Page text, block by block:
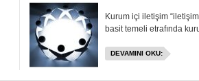
Kurum içi iletişim
basit temeli etrafında
DEVAMINI OKU: